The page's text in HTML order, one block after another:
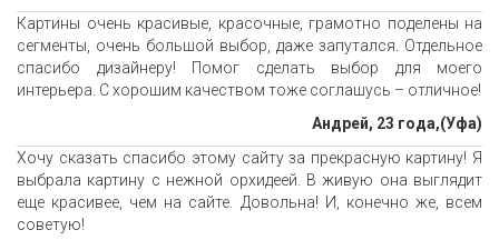
Картины очень красивые, красочные, грамотно поделены на
сегменты, очень большой выбор, даже запутался. Отдельное
спасибо дизайнеру! Помог сделать выбор для моего
интерьера. С хорошим качеством тоже соглашусь – отличное!
Андрей, 23 года,(Уфа)
Хочу сказать спасибо этому сайту за прекрасную картину! Я
выбрала картину с нежной орхидеей. В живую она выглядит
еще красивее, чем на сайте. Довольна! И, конечно же, всем
советую!